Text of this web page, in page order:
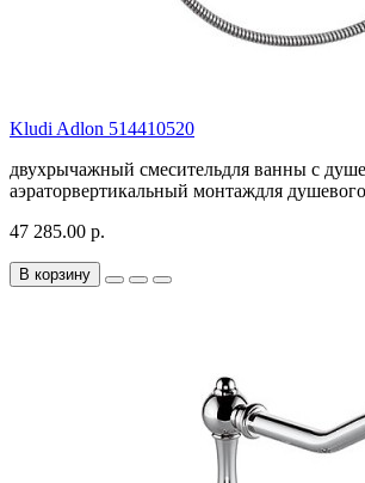
Kludi Adlon 514410520
двухрычажный смесительдля ванны с
аэраторвертикальный монтаждля
47 285.00 р.
В корзину